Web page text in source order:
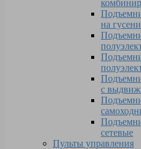
на
с
сетевые
Пульты управления